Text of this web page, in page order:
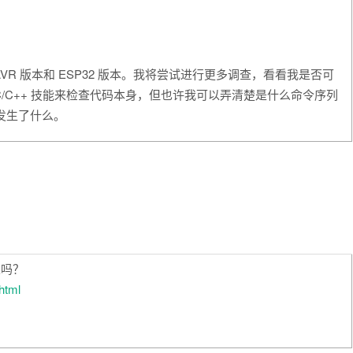
版本和 ESP32 版本。我将尝试进行更多调查，看看我是否可
技能来检查代码本身，但也许我可以弄清楚是什么命令序列
了什么。
？